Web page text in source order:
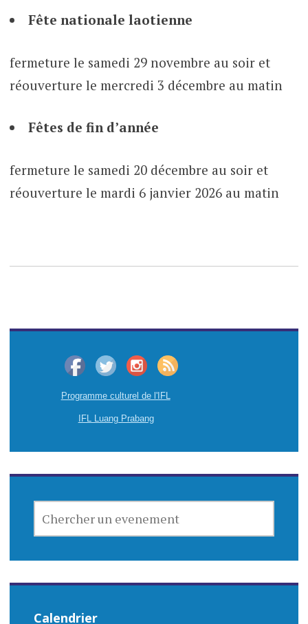
Fête nationale laotienne
fermeture le samedi 29 novembre au soir et
réouverture le mercredi 3 décembre au matin
Fêtes de fin d’année
fermeture le samedi 20 décembre au soir et
réouverture le mardi 6 janvier 2026 au matin
Programme culturel de l'IFL
IFL Luang Prabang
UN
Calendrier